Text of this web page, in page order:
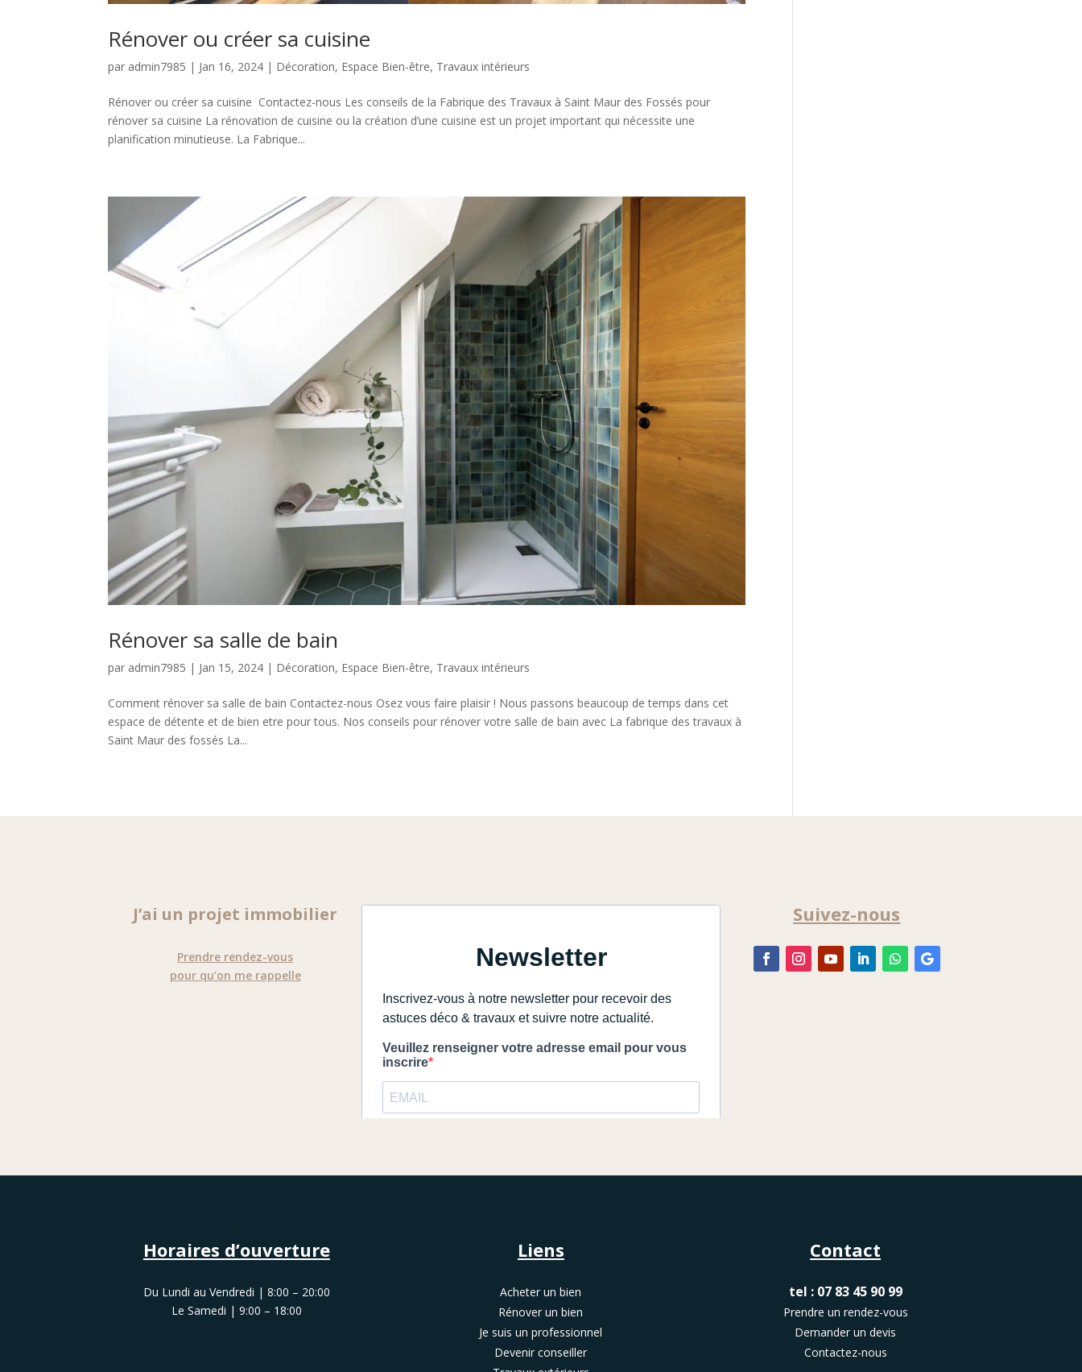
Rénover ou créer sa cuisine
par admin7985 | Jan 16, 2024 | Décoration, Espace Bien-être, Travaux intérieurs
Rénover ou créer sa cuisine Contactez-nous Les conseils de la Fabrique des Travaux à Saint Maur des Fossés pour
rénover sa cuisine La rénovation de cuisine ou la création d’une cuisine est un projet important qui nécessite une
planification minutieuse. La Fabrique...
Rénover sa salle de bain
par admin7985 | Jan 15, 2024 | Décoration, Espace Bien-être, Travaux intérieurs
Comment rénover sa salle de bain Contactez-nous Osez vous faire plaisir ! Nous passons beaucoup de temps dans cet
espace de détente et de bien etre pour tous. Nos conseils pour rénover votre salle de bain avec La fabrique des travaux à
Saint Maur des fossés La...
J’ai un projet immobilier
Prendre rendez-vous
pour qu’on me rappelle
Suivez-nous
Horaires d’ouverture
Du Lundi au Vendredi | 8:00 – 20:00
Le Samedi | 9:00 – 18:00
Liens
Acheter un bien
Rénover un bien
Je suis un professionnel
Devenir conseiller
Contact
tel : 07 83 45 90 99
Prendre un rendez-vous
Demander un devis
Contactez-nous